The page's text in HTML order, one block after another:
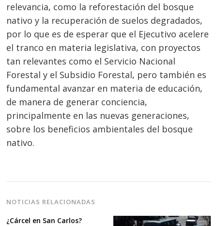
relevancia, como la reforestación del bosque
nativo y la recuperación de suelos degradados,
por lo que es de esperar que el Ejecutivo acelere
el tranco en materia legislativa, con proyectos
tan relevantes como el Servicio Nacional
Forestal y el Subsidio Forestal, pero también es
fundamental avanzar en materia de educación,
de manera de generar conciencia,
principalmente en las nuevas generaciones,
sobre los beneficios ambientales del bosque
nativo.
NOTICIAS RELACIONADAS
¿Cárcel en San Carlos?